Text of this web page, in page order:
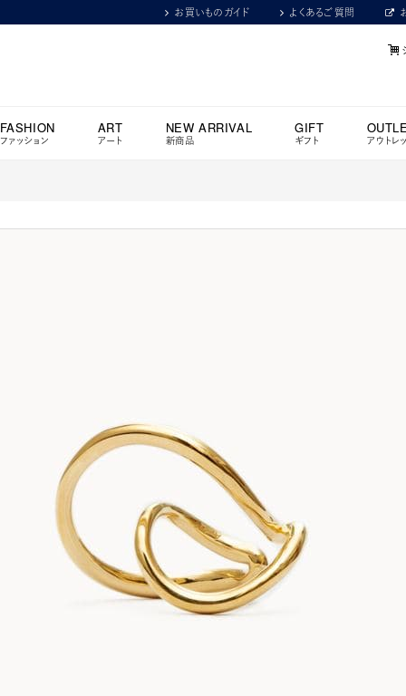
お買いものガイド よくあるご質問
FASHION
ファッション
ART
アート
NEW ARRIVAL
新商品
GIFT
ギフト アウトレ